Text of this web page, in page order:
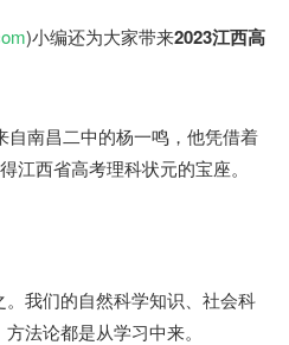
)小编还为大家带来2023江西高
自南昌二中的杨一鸣，他凭借着
江西省高考理科状元的宝座。
我们的自然科学知识、社会科
法论都是从学习中来。